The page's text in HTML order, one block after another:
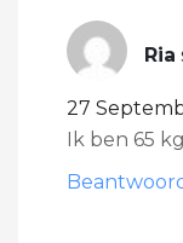
Ria
27
Ik ben 65